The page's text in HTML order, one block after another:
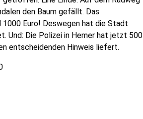
den Baum gefällt. Das
Euro! Deswegen hat die Stadt
Und: Die Polizei in Hemer hat jetzt 500
entscheidenden Hinweis liefert.